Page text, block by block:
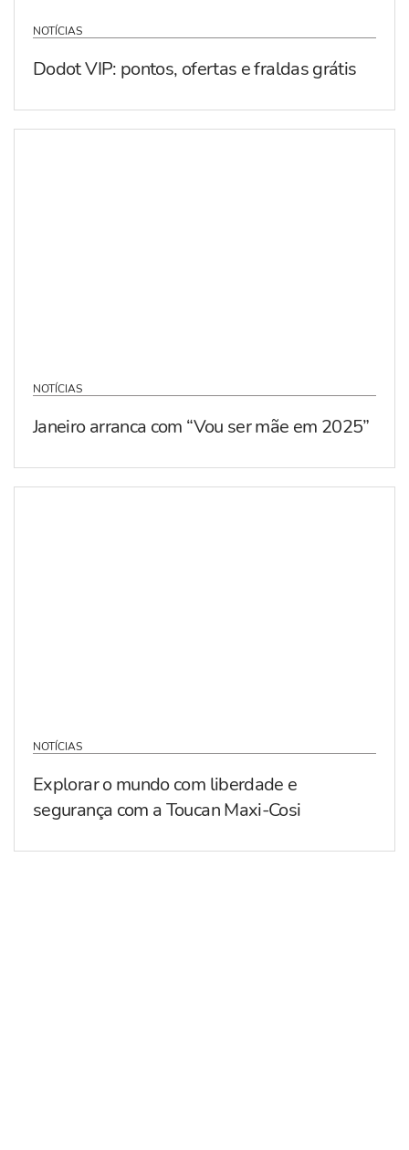
NOTÍCIAS
Dodot VIP: pontos, ofertas e fraldas grátis
NOTÍCIAS
Janeiro arranca com “Vou ser mãe em 2025”
NOTÍCIAS
Explorar o mundo com liberdade e
segurança com a Toucan Maxi-Cosi